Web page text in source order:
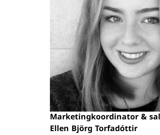
Marketingkoordinator &
Ellen Björg Torfadóttir